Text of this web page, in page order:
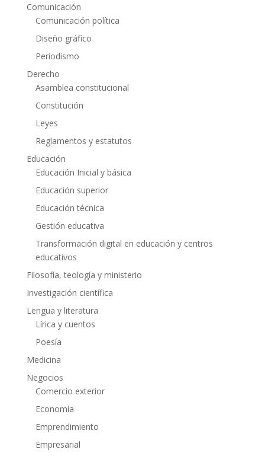
Comunicación
Comunicación política
Diseño gráfico
Periodismo
Derecho
Asamblea constitucional
Constitución
Leyes
Reglamentos y estatutos
Educación
Educación Inicial y básica
Educación superior
Educación técnica
Gestión educativa
Transformación digital en educación y centros
educativos
Filosofía, teología y ministerio
Investigación científica
Lengua y literatura
Lírica y cuentos
Poesía
Medicina
Negocios
Comercio exterior
Economía
Emprendimiento
Empresarial